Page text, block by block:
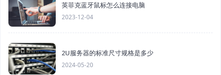
英菲克蓝牙鼠标怎么连接电脑
2023-12-04
2U服务器的标准尺寸规格是多少
2024-05-20